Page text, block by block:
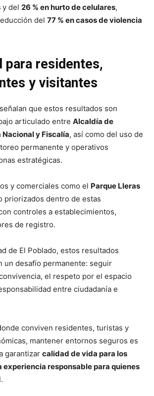
y del 26 % en hurto de celulares,
del 77 % en casos de violencia
para residentes,
y visitantes
que estos resultados son
articulado entre Alcaldía de
y Fiscalía, así como del uso de
permanente y operativos
estratégicas.
y comerciales como el Parque Lleras
priorizados dentro de estas
controles a establecimientos,
de registro.
de El Poblado, estos resultados
un desafío permanente: seguir
el respeto por el espacio
entre ciudadanía e
conviven residentes, turistas y
mantener entornos seguros es
garantizar calidad de vida para los
experiencia responsable para quienes
.